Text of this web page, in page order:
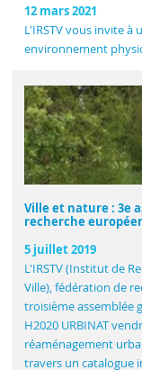
12 mars 2021
L'IRSTV vous invite à
environnement
Ville et nature : 3e
recherche européen
5 juillet 2019
L'IRSTV (Institut de
Ville), fédération de
troisième assemblée
H2020 URBINAT
réaménagement
travers un catalogue